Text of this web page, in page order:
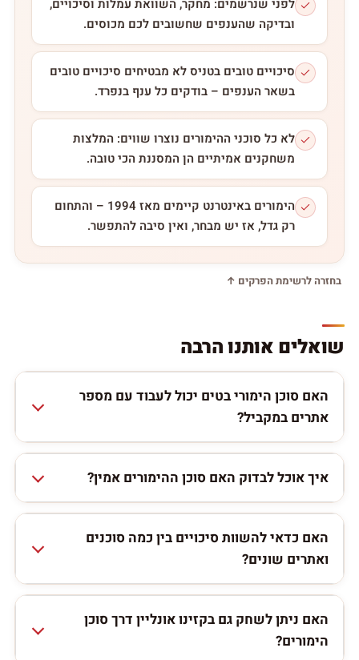
לפני שנרשמים: מחקר, השוואת עמלות וסיכויים,
ובדיקה שהענפים שחשובים לכם מכוסים.
סיכויים טובים בטניס לא מבטיחים סיכויים טובים
בשאר הענפים – בודקים כל ענף בנפרד.
לא כל סוכני ההימורים נוצרו שווים: המלצות
משחקנים אמיתיים הן המסננת הכי טובה.
הימורים באינטרנט קיימים מאז 1994 – והתחום
רק גדל, אז יש מבחר, ואין סיבה להתפשר.
בחזרה לרשימת הפרקים ↑
שואלים אותנו הרבה
האם סוכן הימורי בטים יכול לעבוד עם מספר
אתרים במקביל?
איך אוכל לבדוק האם סוכן ההימורים אמין?
האם כדאי להשוות סיכויים בין כמה סוכנים
ואתרים שונים?
האם ניתן לשחק גם בקזינו אונליין דרך סוכן
הימורים?